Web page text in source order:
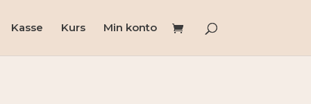
Kasse Kurs Min konto